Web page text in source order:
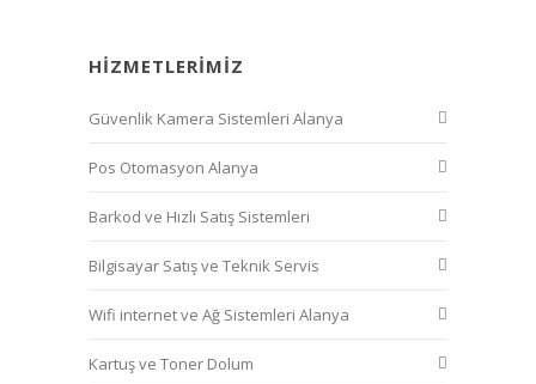
HIZMETLERIMIZ
Güvenlik Kamera Sistemleri Alanya
Pos Otomasyon Alanya
Barkod ve Hızlı Satış Sistemleri
Bilgisayar Satış ve Teknik Servis
Wifi internet ve Ağ Sistemleri Alanya
Kartuş ve Toner Dolum